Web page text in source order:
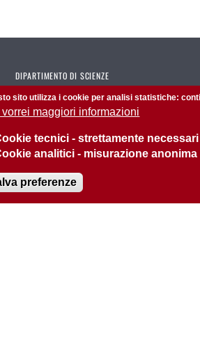
DIPARTIMENTO DI SCIENZE
CHIMICHE
Calendario seminari del DiSC
sito utilizza i cookie per analisi statistiche:
vorrei maggiori informazioni
tecnici - strettamente necessari
analitici - misurazione
preferenze